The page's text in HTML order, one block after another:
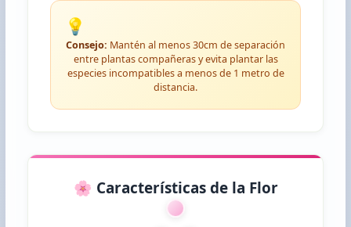
💡
Consejo: Mantén al menos 30cm de separación
entre plantas compañeras y evita plantar las
especies incompatibles a menos de 1 metro de
distancia.
🌸 Características de la Flor